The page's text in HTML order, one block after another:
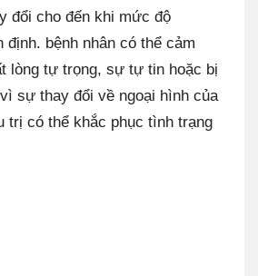
đổi cho đến khi mức độ
định. bệnh nhân có thể cảm
lòng tự trọng, sự tự tin hoặc bị
sự thay đổi về ngoại hình của
trị có thể khắc phục tình trạng